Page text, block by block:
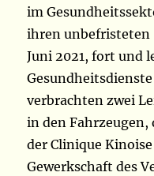
im
ihren unbefristeten
Juni 2021, fort und
verbrachten zwei
in den Fahrzeugen,
der Clinique
Gewerkschaft des